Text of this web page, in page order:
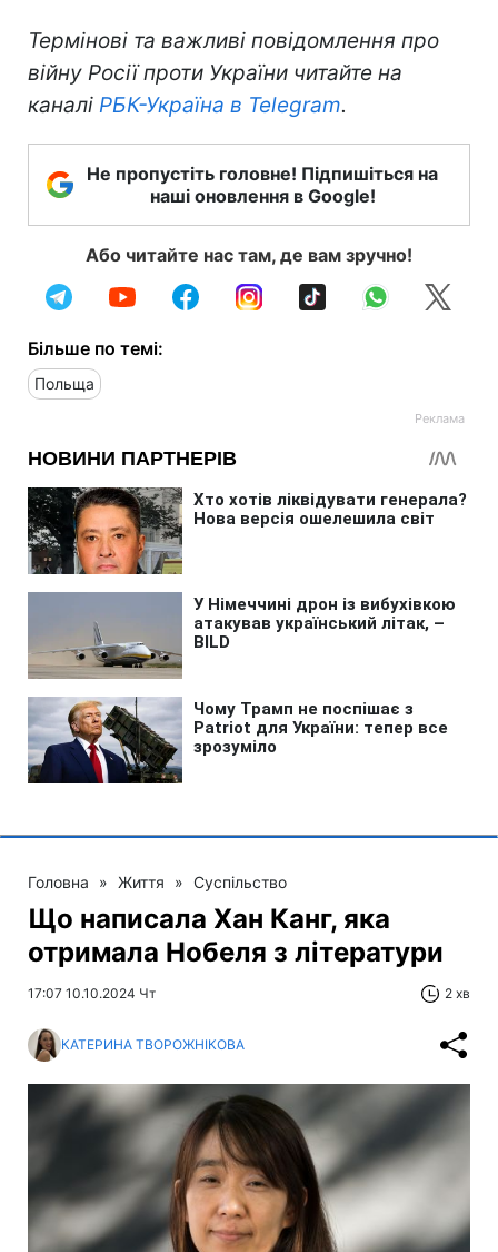
Термінові та важливі повідомлення про
війну Росії проти України читайте на
каналі РБК-Україна в Telegram.
Не пропустіть головне! Підпишіться на
наші оновлення в Google!
Або читайте нас там, де вам зручно!
Більше по темі:
Польща
Головна » Життя » Суспільство
Що написала Хан Канг, яка
отримала Нобеля з літератури
17:07 10.10.2024 Чт 2 хв
КАТЕРИНА ТВОРОЖНІКОВА